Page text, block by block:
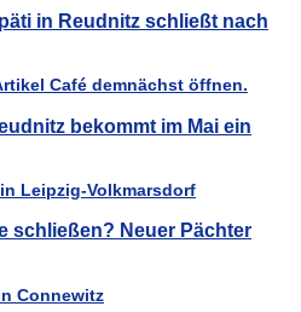
in Reudnitz schließt nach
bekommt im Mai ein
schließen? Neuer Pächter